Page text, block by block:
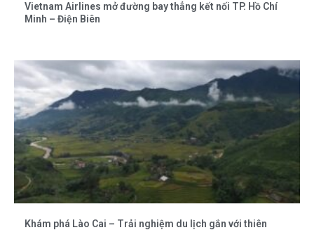
Vietnam Airlines mở đường bay thẳng kết nối TP. Hồ Chí
Minh – Điện Biên
Khám phá Lào Cai – Trải nghiệm du lịch gắn với thiên